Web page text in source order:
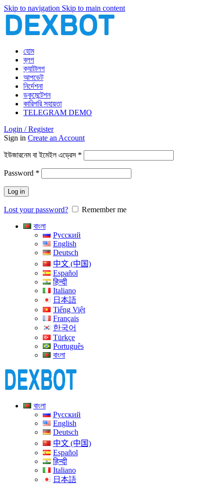
Skip to navigation Skip to main content
হোম
ব্লগ
ক্যাটালগ
আপডেট
নির্দেশনা
ডকুমেন্টেশন
কারিগরি সহায়তা
TELEGRAM DEMO
Login / Register
Sign in Create an Account
ইউজারনেম বা ইমেইল এড্রেস *
Password *
Log in
Lost your password?
Remember me
বাংলা
Русский
English
Deutsch
中文 (中国)
Español
हिन्दी
Italiano
日本語
Tiếng Việt
Français
한국어
Türkçe
Português
বাংলা
বাংলা
Русский
English
Deutsch
中文 (中国)
Español
हिन्दी
Italiano
日本語